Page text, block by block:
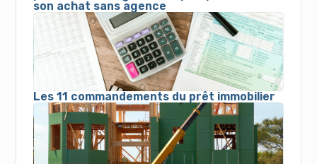
son achat sans agence
Les 11 commandements du prêt immobilier